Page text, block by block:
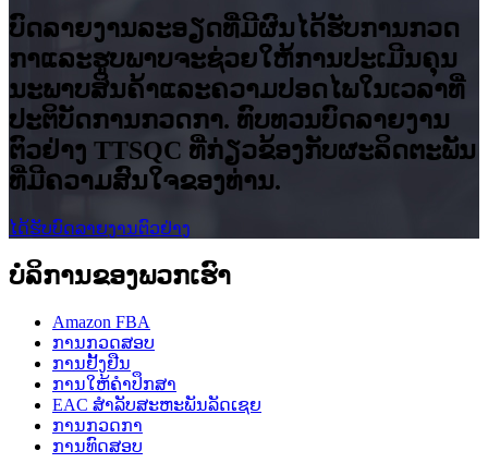
ບົດ​ລາຍ​ງານ​ລະ​ອຽດ​ທີ່​ມີ​ຜົນ​ໄດ້​ຮັບ​ການ​ກວດ​
ກາ​ແລະ​ຮູບ​ພາບ​ຈະ​ຊ່ວຍ​ໃຫ້​ການ​ປະ​ເມີນ​ຄຸນ​
ນະ​ພາບ​ສິນ​ຄ້າ​ແລະ​ຄວາມ​ປອດ​ໄພ​ໃນ​ເວ​ລາ​ທີ່​
ປະ​ຕິ​ບັດ​ການ​ກວດ​ກາ. ທົບທວນບົດລາຍງານ
ຕົວຢ່າງ TTSQC ທີ່ກ່ຽວຂ້ອງກັບຜະລິດຕະພັນ
ທີ່ມີຄວາມສົນໃຈຂອງທ່ານ.
ໄດ້ຮັບບົດລາຍງານຕົວຢ່າງ
ບໍລິການຂອງພວກເຮົາ
Amazon FBA
ການກວດສອບ
ການຢັ້ງຢືນ
ການໃຫ້ຄໍາປຶກສາ
EAC ສໍາລັບສະຫະພັນລັດເຊຍ
ການກວດກາ
ການທົດສອບ